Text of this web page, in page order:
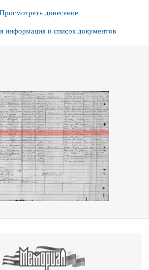
Просмотреть донесение
информация и список документов